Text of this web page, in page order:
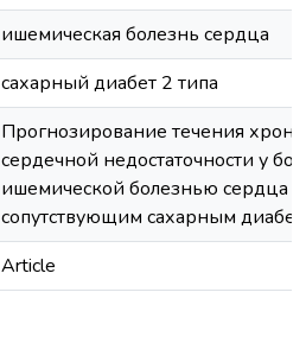
ишемическая болезнь сердца
сахарный диабет 2 типа
Прогнозирование течения
сердечной недостаточности у
ишемической болезнью сердца и
сопутствующим сахарным
Article